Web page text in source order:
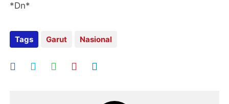
*Dn*
Tags Garut Nasional